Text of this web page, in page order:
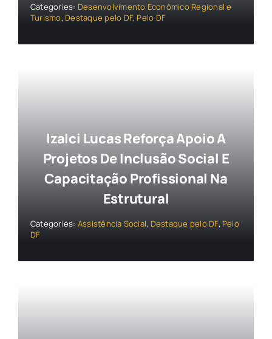
Categories: Desenvolvimento Econômico Regional e
Turismo, Destaque pelo DF, Pelo DF
Izalci Lucas Reforça Apoio A
Projetos De Inclusão Social E
Capacitação Profissional Na
Estrutural
Categories: Assistência Social, Destaque pelo DF, Pelo
DF